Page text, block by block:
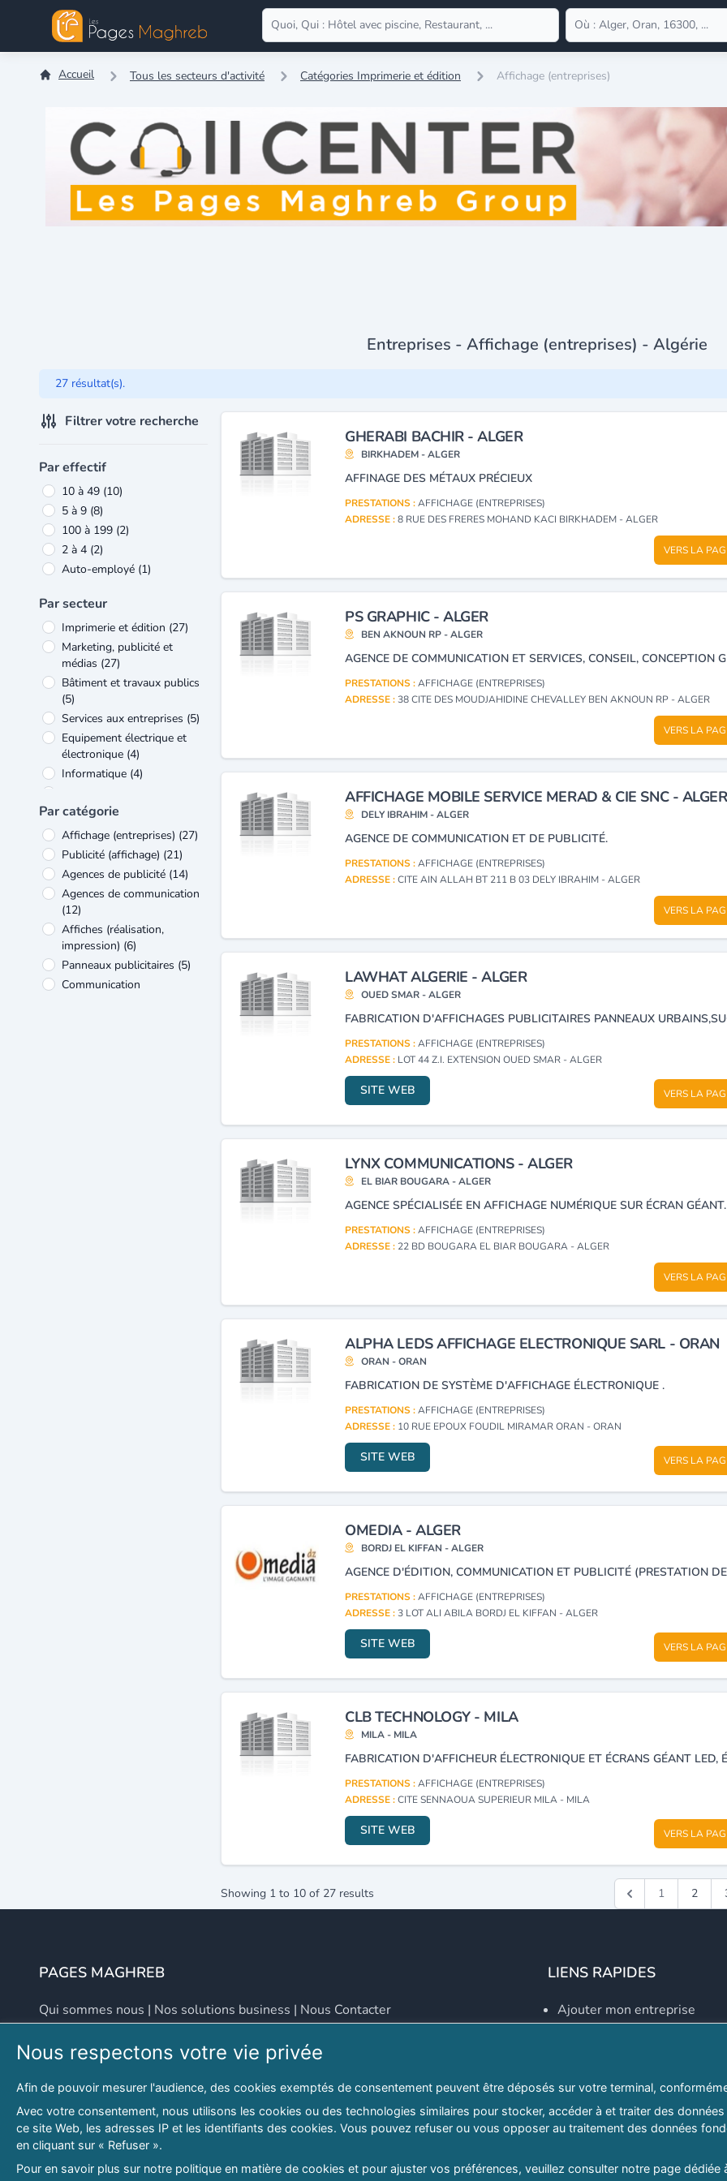
Accueil Tous les secteurs d'activité Catégories Imprimerie et édition Affichage (entreprises)
Entreprises - Affichage (entreprises) - Algérie
27 résultat(s).
Filtrer votre recherche
Par effectif
10 à 49 (10)
5 à 9 (8)
100 à 199 (2)
2 à 4 (2)
Auto-employé (1)
Par secteur
Imprimerie et édition (27)
Marketing, publicité et
médias (27)
Bâtiment et travaux publics
(5)
Services aux entreprises (5)
Equipement électrique et
électronique (4)
Informatique (4)
Industrie des
télécommunications
(3)
Bois et ameublement(2)
Métallurgie et travail des
métaux
Par catégorie
Affichage (entreprises) (27)
Publicité (affichage) (21)
Agences de publicité (14)
Agences de communication
(12)
Affiches (réalisation,
impression) (6)
Panneaux publicitaires (5)
Communication
GHERABI BACHIR - ALGER
BIRKHADEM - ALGER
AFFINAGE DES MÉTAUX PRÉCIEUX
PRESTATIONS :AFFICHAGE (ENTREPRISES)
ADRESSE :8 RUE DES FRERES MOHAND KACI BIRKHADEM - ALGER
VERS LA
PS GRAPHIC - ALGER
BEN AKNOUN RP - ALGER
PRESTATIONS :AFFICHAGE (ENTREPRISES)
ADRESSE :38 CITE DES MOUDJAHIDINE CHEVALLEY BEN AKNOUN RP - ALGER
VERS LA
AFFICHAGE MOBILE SERVICE MERAD & CIE SNC - ALGER
DELY IBRAHIM - ALGER
AGENCE DE COMMUNICATION ET DE PUBLICITÉ.
PRESTATIONS :AFFICHAGE (ENTREPRISES)
ADRESSE :CITE AIN ALLAH BT 211 B 03 DELY IBRAHIM - ALGER
VERS LA
LAWHAT ALGERIE - ALGER
OUED SMAR - ALGER
PRESTATIONS :AFFICHAGE (ENTREPRISES)
ADRESSE : LOT 44 Z.I. EXTENSION OUED SMAR - ALGER
SITE WEB VERS LA
LYNX COMMUNICATIONS - ALGER
EL BIAR BOUGARA - ALGER
AGENCE SPÉCIALISÉE EN AFFICHAGE NUMÉRIQUE SUR ÉCRAN GÉANT.
PRESTATIONS :AFFICHAGE (ENTREPRISES)
ADRESSE : 22 BD BOUGARA EL BIAR BOUGARA - ALGER
VERS LA
ALPHA LEDS AFFICHAGE ELECTRONIQUE SARL - ORAN
ORAN - ORAN
FABRICATION DE SYSTÈME D'AFFICHAGE ÉLECTRONIQUE .
PRESTATIONS :AFFICHAGE (ENTREPRISES)
ADRESSE : 10 RUE EPOUX FOUDIL MIRAMAR ORAN - ORAN
SITE WEB VERS LA
OMEDIA - ALGER
BORDJ EL KIFFAN - ALGER
PRESTATIONS :AFFICHAGE (ENTREPRISES)
ADRESSE :3 LOT ALI ABILA BORDJ EL KIFFAN - ALGER
SITE WEB VERS LA
CLB TECHNOLOGY - MILA
MILA - MILA
PRESTATIONS :AFFICHAGE (ENTREPRISES)
ADRESSE :CITE SENNAOUA SUPERIEUR MILA - MILA
SITE WEB VERS LA
Showing 1 to 10 of 27 results 1 2
PAGES MAGHREB
Qui sommes nous | Nos solutions business | Nous Contacter
Adresse
46 LOT. PETITE PROVENCE SIDI YAHIA
Hydra, Alger (16), Algérie
Email
contact@lespagesmaghreb.com
LIENS RAPIDES
Ajouter mon entreprise
Explorer par secteurs
Explorer par willayas
Le Guide D'Alger, guide-
Nous respectons votre vie privée
Afin de pouvoir mesurer l'audience, des cookies exemptés de consentement peuvent être déposés sur votre terminal,
Avec votre consentement, nous utilisons les cookies ou des technologies similaires pour stocker, accéder à et traiter des
ce site Web, les adresses IP et les identifiants des cookies. Vous pouvez refuser ou vous opposer au traitement des données
en cliquant sur « Refuser ».
Pour en savoir plus sur notre politique en matière de cookies et pour ajuster vos préférences, veuillez consulter notre page